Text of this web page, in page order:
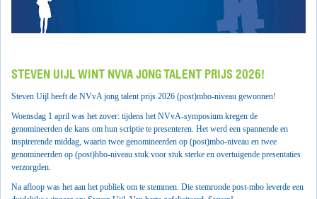
STEVEN UIJL WINT NVVA JONG TALENT PRIJS 2026!
Steven Uijl heeft de NVvA jong talent prijs 2026 (post)mbo-niveau gewonnen!
Woensdag 1 april was het zover: tijdens het NVvA-symposium kregen de
genomineerden de kans om hun scriptie te presenteren. Het werd een spannende en
inspirerende middag, waarin twee genomineerden op (post)mbo-niveau en twee
genomineerden op (post)hbo-niveau stuk voor stuk sterke en overtuigende presentaties
verzorgden.
Na afloop was het aan het publiek om te stemmen. Die stemronde post-mbo leverde een